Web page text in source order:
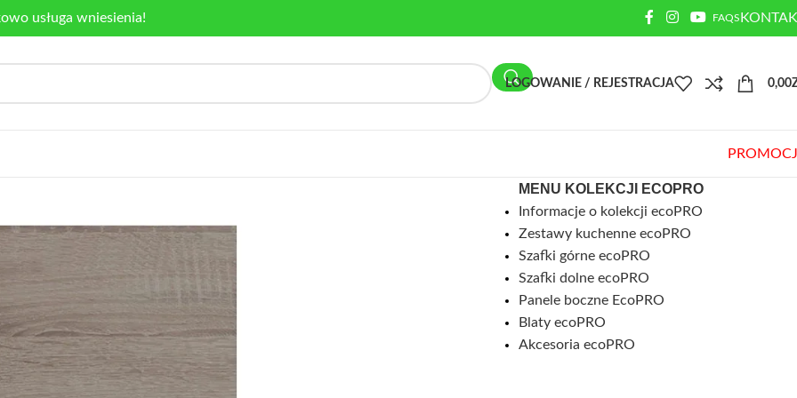
usługa wniesienia! FAQS
LOGOWANIE / REJESTRACJA 0,00
MENU KOLEKCJI ECOPRO
Informacje o kolekcji ecoPRO
Zestawy kuchenne ecoPRO
Szafki górne ecoPRO
Szafki dolne ecoPRO
Panele boczne EcoPRO
Blaty ecoPRO
Akcesoria ecoPRO